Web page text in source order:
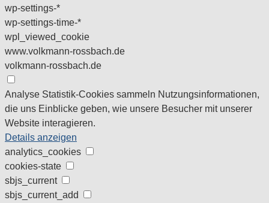
wp-settings-*
wp-settings-time-*
wpl_viewed_cookie
www.volkmann-rossbach.de
volkmann-rossbach.de
Analyse Statistik-Cookies sammeln Nutzungsinformationen,
die uns Einblicke geben, wie unsere Besucher mit unserer
Website interagieren.
Details anzeigen
analytics_cookies
cookies-state
sbjs_current
sbjs_current_add